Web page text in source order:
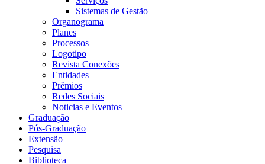
Sistemas de Gestão
Organograma
Planes
Processos
Logotipo
Revista Conexões
Entidades
Prêmios
Redes Sociais
Noticias e Eventos
Graduação
Pós-Graduação
Extensão
Pesquisa
Biblioteca